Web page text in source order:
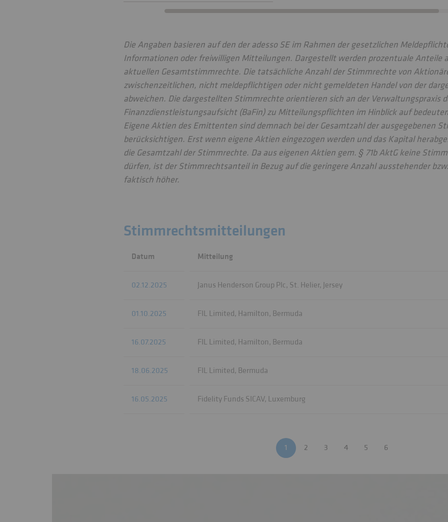
Die Angaben basieren auf den der adesso SE im Rahmen der gesetzlichen
Informationen oder freiwilligen Mitteilungen. Dargestellt werden prozentuale Anteile
aktuellen Gesamtstimmrechte. Die tatsächliche Anzahl der Stimmrechte von
zwischenzeitlichen, nicht meldepflichtigen oder nicht gemeldeten Handel von der
abweichen. Die dargestellten Stimmrechte orientieren sich an der Verwaltungspraxis
Finanzdienstleistungsaufsicht (BaFin) zu Mitteilungspflichten im Hinblick auf
Eigene Aktien des Emittenten sind demnach bei der Gesamtzahl der ausgegebenen
berücksichtigen. Erst wenn eigene Aktien eingezogen werden und das Kapital
die Gesamtzahl der Stimmrechte. Da aus eigenen Aktien gem. § 71b AktG keine
dürfen, ist der Stimmrechtsanteil in Bezug auf die geringere Anzahl ausstehender
faktisch höher.
Stimmrechtsmitteilungen